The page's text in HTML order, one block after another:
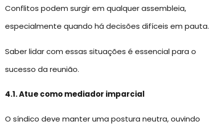
Conflitos podem surgir em qualquer assembleia,
especialmente quando há decisões difíceis em pauta.
Saber lidar com essas situações é essencial para o
sucesso da reunião.
4.1. Atue como mediador imparcial
O síndico deve manter uma postura neutra, ouvindo